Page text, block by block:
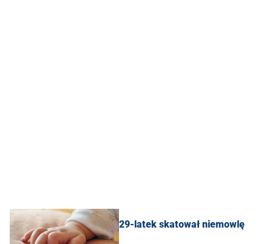
29-latek skatował niemowlę